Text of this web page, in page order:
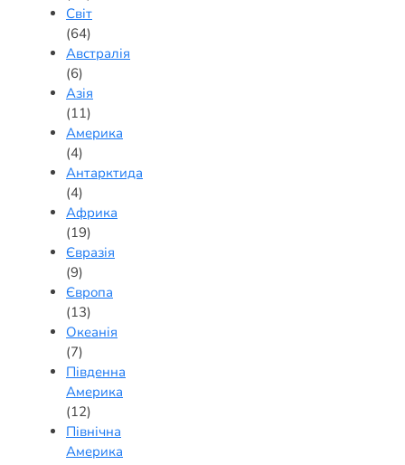
Світ
(64)
Австралія
(6)
Азія
(11)
Америка
(4)
Антарктида
(4)
Африка
(19)
Євразія
(9)
Європа
(13)
Океанія
(7)
Південна
Америка
(12)
Північна
Америка